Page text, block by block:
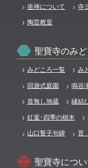
坐禅について 寺
陶芸教室
聖寶寺のみ
みどころ一覧 み
回遊式庭園
鳴谷
首無し地蔵
縁結
紅葉･四季の樹木
山口誓子句碑
苔
聖寶寺につ